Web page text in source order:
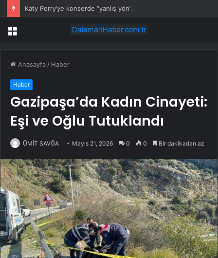
Katy Perry’ye konserde “yanlış yön” sürprizi
Menü
Anasayfa / Haber
Haber
Gazipaşa’da Kadın Cinayeti:
Eşi ve Oğlu Tutuklandı
ÜMİT SAVĞA Mayıs 21, 2026 0 0 Bir dakikadan az